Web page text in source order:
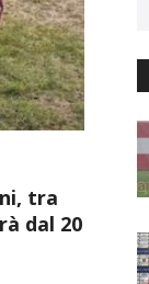
tra
dal 20